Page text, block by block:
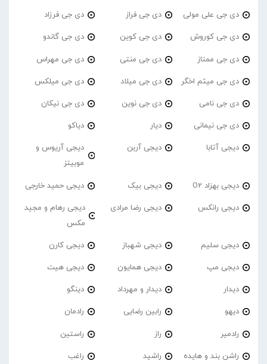
دی جی علی مولی دی جی فراز دی جی فرزاد
دی جی کوروش دی جی کوین دی جی گاندو
دی جی ممتاز دی جی منتی دی جی مهراس
دی جی میثم اخگر دی جی میلاد دی جی میلکس
دی جی نامی دی جی نوین دی جی نیکان
دی جی نیمانی دیار دیاکو
دیجی آتابا دیجی آربن
دیجی آریوس و
موبیتز
دیجی بهزاد O2 دیجی بیک دیجی حمید خارجی
دیجی رانکس دیجی رضا مرادی
دیجی رهام و مجید
مکس
دیجی سلیم دیجی شهباز دیجی کارن
دیجی مپ دیجی همایون دیجی هیت
دیدار دیدار و مهرداد دینگو
دیهو رابین رضایی رادمان
رادمیر راز راستین
راشن بند و هایده راشید راغب